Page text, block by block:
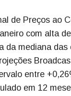
de Preços ao
com alta
da mediana
entre
em 12